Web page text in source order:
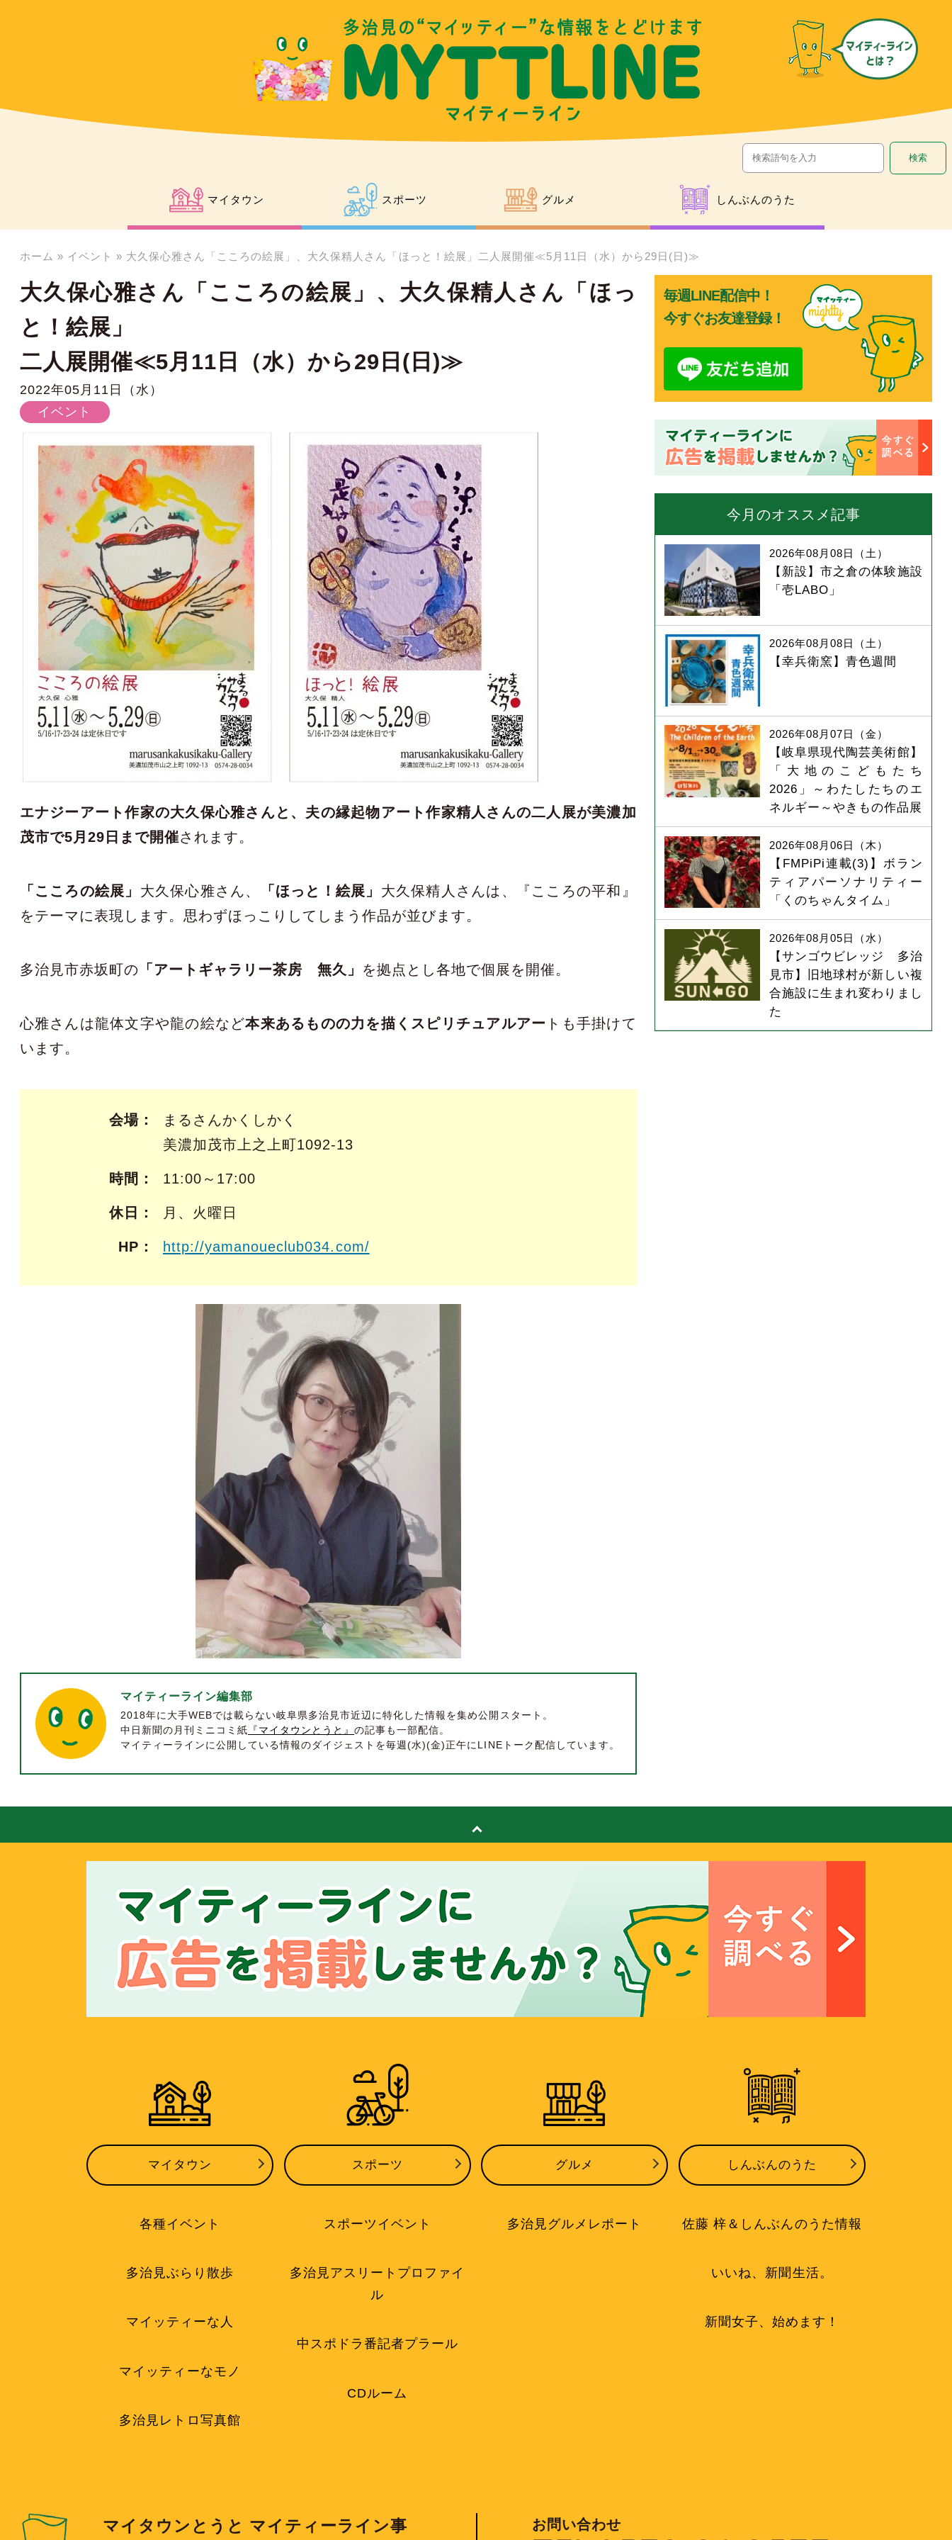
マイタウン スポーツ グルメ しんぶんのうた
ホーム » イベント » 大久保心雅さん「こころの絵展」、大久保精人さん「ほっと！絵展」二人展開催≪5月11日（水）から29日(日)≫
大久保心雅さん「こころの絵展」、大久保精人さん「ほっ
と！絵展」
二人展開催≪5月11日（水）から29日(日)≫
2022年05月11日（水）
イベント
エナジーアート作家の大久保心雅さんと、夫の縁起物アート作家精人さんの二人展が美濃加
茂市で5月29日まで開催されます。
「こころの絵展」 大久保心雅さん、 「ほっと！絵展」 大久保精人さんは、『こころの平和』
をテーマに表現します。思わずほっこりしてしまう作品が並びます。
多治見市赤坂町の 「アートギャラリー茶房 無久」 を拠点とし各地で個展を開催。
心雅さんは龍体文字や龍の絵など本来あるものの力を描くスピリチュアルアー トも手掛けて
います。
会場
まるさんかくしかく
美濃加茂市上之上町1092-13
時間 11:00～17:00
休日 月、火曜日
HP http://yamanoueclub034.com/
マイティーライン編集部
2018年に大手WEBでは載らない岐阜県多治見市近辺に特化した情報を集め公開スタート。
中日新聞の月刊ミニコミ紙 『マイタウンとうと』の記事も一部配信。
マイティーラインに公開している情報のダイジェストを毎週(水)(金)正午にLINEトーク配信しています。
毎週LINE配信中！
今すぐお友達登録！
今月のオススメ記事
【新設】市之倉の体験施設
「壱LABO」
2026年08月08日（土）
【幸兵衛窯】青色週間
2026年08月08日（土）
【岐阜県現代陶芸美術館】
「大地のこどもたち
2026」～わたしたちのエ
ネルギー～やきもの作品展
2026年08月07日（金）
【FMPiPi連載(3)】ボラン
ティアパーソナリティー
「くのちゃんタイム」
2026年08月06日（木）
【サンゴウビレッジ 多治
見市】旧地球村が新しい複
合施設に生まれ変わりまし
た
2026年08月05日（水）
マイタウン
各種イベント
多治見ぶらり散歩
マイッティーな人
マイッティーなモノ
多治見レトロ写真館
スポーツ
スポーツイベント
多治見アスリートプロファイ
ル
中スポドラ番記者プラール
CDルーム
グルメ
多治見グルメレポート
しんぶんのうた
佐藤 梓＆しんぶんのうた情報
いいね、新聞生活。
新聞女子、始めます！
マイタウンとうと マイティーライン事 お問い合わせ